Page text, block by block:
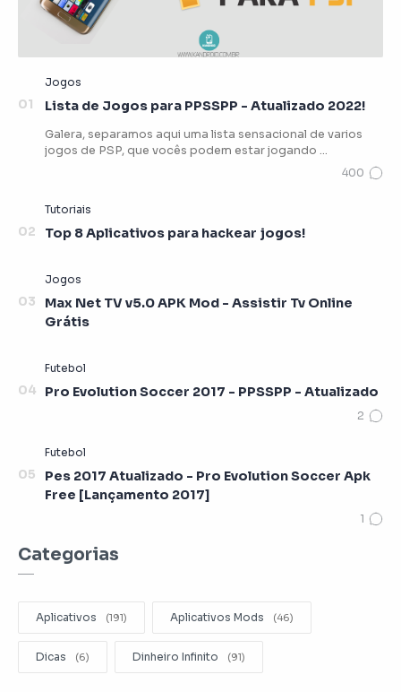
Lista de Jogos para PPSSPP - Atualizado 2022!
Galera, separamos aqui uma lista sensacional de varios
jogos de PSP, que vocês podem estar jogando …
Top 8 Aplicativos para hackear jogos!
Max Net TV v5.0 APK Mod - Assistir Tv Online
Grátis
Pro Evolution Soccer 2017 - PPSSPP - Atualizado
Pes 2017 Atualizado - Pro Evolution Soccer Apk
Free [Lançamento 2017]
Categorias
Aplicativos Aplicativos Mods
Dicas Dinheiro Infinito